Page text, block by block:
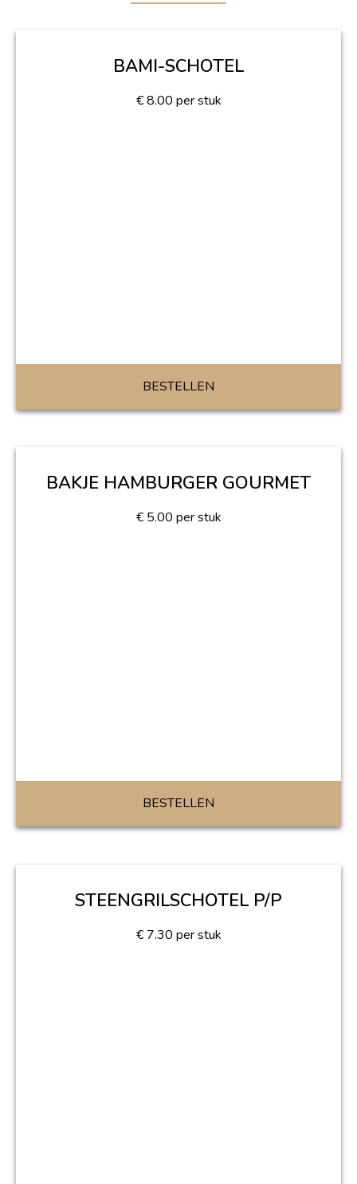
BAMI-SCHOTEL
€ 8.00 per stuk
BESTELLEN
BAKJE HAMBURGER GOURMET
€ 5.00 per stuk
BESTELLEN
STEENGRILSCHOTEL P/P
€ 7.30 per stuk